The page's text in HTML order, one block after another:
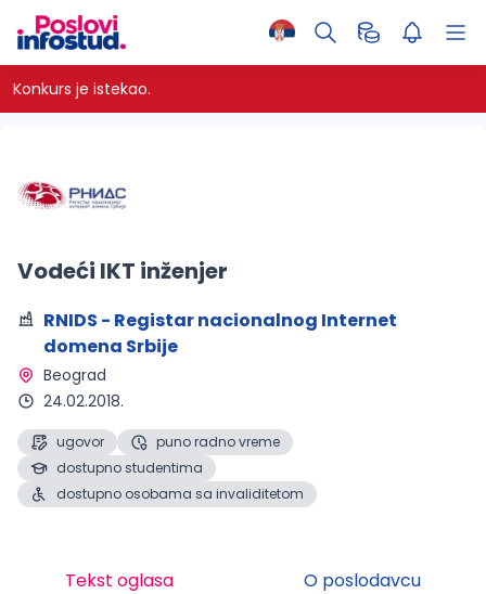
Konkurs je istekao.
Vodeći IKT inženjer
RNIDS - Registar nacionalnog Internet
domena Srbije
Beograd
24.02.2018.
ugovor
puno radno vreme
dostupno studentima
dostupno osobama sa invaliditetom
Tekst oglasa O poslodavcu